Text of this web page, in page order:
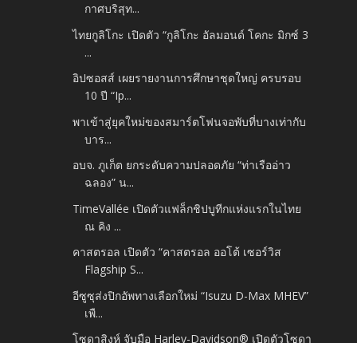
กาศบริสุท...
ไทยกูลิโกะ เปิดตัว “กูลิโกะ อัลมอนด์ โคกะ มิกซ์ 3
...
อิปซอสส์ เผยรายงานการศึกษาชุดใหญ่ ครบรอบ
10 ปี “Ip...
พาเข้าสู่ยุคใหม่ของสมาร์ตโฟนจอพับที่บางเท่ากับ
บาร...
อบจ. ภูเก็ต ยกระดับความปลอดภัย “ท่าเรืออ่าว
ฉลอง” น...
TimeVallée เปิดตัวแฟล็กชิปบูทีกแห่งแรกในไทย
ณ คิง ...
คาสตรอล เปิดตัว “คาสตรอล ออโต้ เซอร์วิส
Flagship S...
อีซูซุส่งปิกอัพทางเลือกใหม่ “Isuzu D-Max MHEV”
เพื...
โซดาสิงห์ จับมือ Harley-Davidson® เปิดตัวโซดา